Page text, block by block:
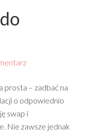
prosta – zadbać na
o odpowiednio
swap i
Nie zawsze jednak